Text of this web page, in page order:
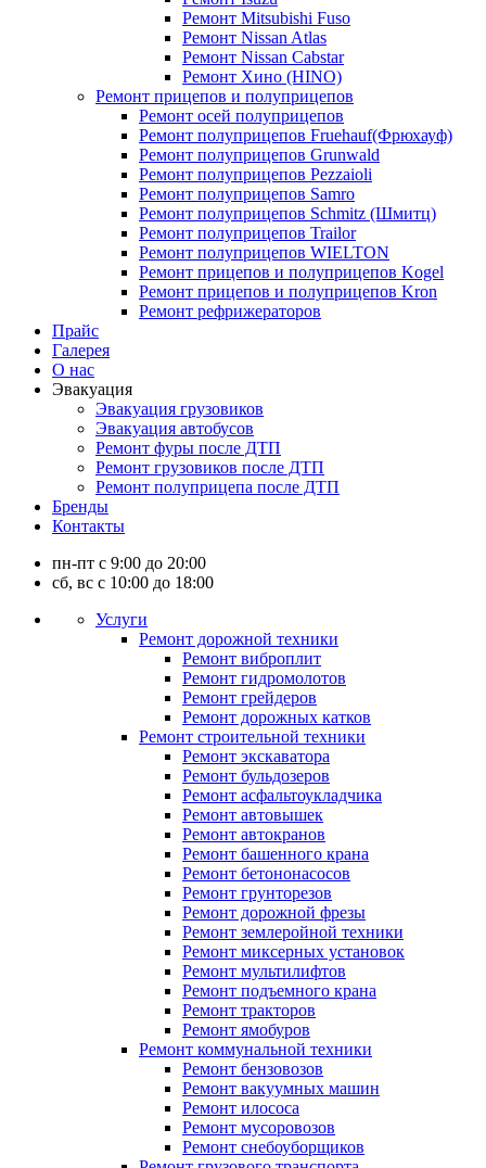
Ремонт Mitsubishi Fuso
Ремонт Nissan Atlas
Ремонт Nissan Cabstar
Ремонт Хино (HINO)
Ремонт прицепов и полуприцепов
Ремонт осей полуприцепов
Ремонт полуприцепов Fruehauf(Фрюхауф)
Ремонт полуприцепов Grunwald
Ремонт полуприцепов Pezzaioli
Ремонт полуприцепов Samro
Ремонт полуприцепов Schmitz (Шмитц)
Ремонт полуприцепов Trailor
Ремонт полуприцепов WIELTON
Ремонт прицепов и полуприцепов Kogel
Ремонт прицепов и полуприцепов Kron
Ремонт рефрижераторов
Прайс
Галерея
О нас
Эвакуация
Эвакуация грузовиков
Эвакуация автобусов
Ремонт фуры после ДТП
Ремонт грузовиков после ДТП
Ремонт полуприцепа после ДТП
Бренды
Контакты
пн-пт с 9:00 до 20:00
сб, вс с 10:00 до 18:00
Услуги
Ремонт дорожной техники
Ремонт виброплит
Ремонт гидромолотов
Ремонт грейдеров
Ремонт дорожных катков
Ремонт строительной техники
Ремонт экскаватора
Ремонт бульдозеров
Ремонт асфальтоукладчика
Ремонт автовышек
Ремонт автокранов
Ремонт башенного крана
Ремонт бетононасосов
Ремонт грунторезов
Ремонт дорожной фрезы
Ремонт землеройной техники
Ремонт миксерных установок
Ремонт мультилифтов
Ремонт подъемного крана
Ремонт тракторов
Ремонт ямобуров
Ремонт коммунальной техники
Ремонт бензовозов
Ремонт вакуумных машин
Ремонт илососа
Ремонт мусоровозов
Ремонт снебоуборщиков